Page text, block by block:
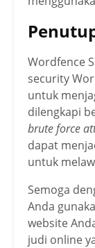
Wordfence
security
untuk
dilengkapi
brute force
dapat
untuk
Semoga
Anda
website
judi online